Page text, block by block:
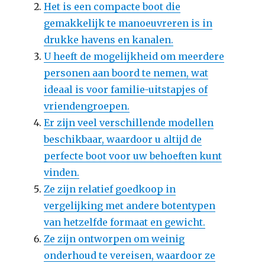
Het is een compacte boot die
gemakkelijk te manoeuvreren is in
drukke havens en kanalen.
U heeft de mogelijkheid om meerdere
personen aan boord te nemen, wat
ideaal is voor familie-uitstapjes of
vriendengroepen.
Er zijn veel verschillende modellen
beschikbaar, waardoor u altijd de
perfecte boot voor uw behoeften kunt
vinden.
Ze zijn relatief goedkoop in
vergelijking met andere botentypen
van hetzelfde formaat en gewicht.
Ze zijn ontworpen om weinig
onderhoud te vereisen, waardoor ze